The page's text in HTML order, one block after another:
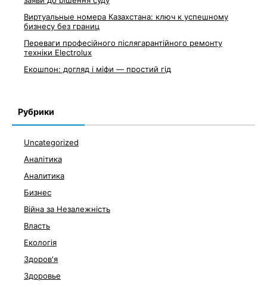
Виртуальные номера Казахстана: ключ к успешному
бизнесу без границ
Переваги професійного післягарантійного ремонту
техніки Electrolux
Екошпон: догляд і міфи — простий гід
Рубрики
Uncategorized
Аналітика
Аналитика
Бизнес
Війна за Незалежність
Власть
Екологія
Здоров'я
Здоровье